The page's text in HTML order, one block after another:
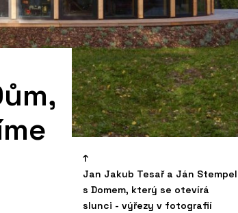
Jan Jakub Tesař a Ján Stempel
s Domem, který se otevírá
slunci - výřezy v fotografií